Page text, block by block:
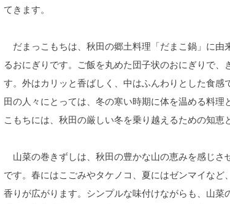
てきます。
だまっこもちは、秋田の郷土料理「だまこ鍋」に由
るおにぎりです。ご飯を丸めた団子状のおにぎりで
す。外はカリッと香ばしく、中はふんわりとした食
田の人々にとっては、冬の寒い時期に体を温める料
こもちには、秋田の厳しい冬を乗り越えるための知恵
山菜の巻きずしは、秋田の豊かな山の恵みを感じ
です。春にはこごみやタケノコ、夏にはゼンマイな
香りが広がります。シンプルな味付けながらも、山菜